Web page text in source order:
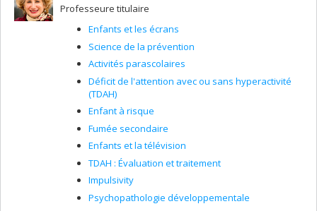
Professeure titulaire
Enfants et les écrans
Science de la prévention
Activités parascolaires
Déficit de l'attention avec ou sans hyperactivité
(TDAH)
Enfant à risque
Fumée secondaire
Enfants et la télévision
TDAH : Évaluation et traitement
Impulsivity
Psychopathologie développementale